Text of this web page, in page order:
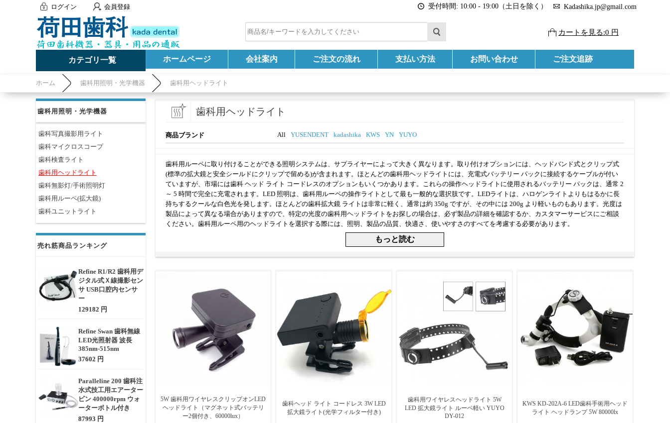
ログイン 会員登録 受付時間: 10:00 - 19:00（土日を除く） Kadashika.jp@gmail.com
カートを見る:0 円
カテゴリ一覧 ホームページ 会社案内 ご注文の流れ 支払い方法 お問い合わせ ご注文追跡
ホーム 歯科用照明・光学機器 歯科用ヘッドライト
歯科用照明・光学機器
歯科写真撮影用ライト
歯科マイクロスコープ
歯科検査ライト
歯科用ヘッドライト
歯科無影灯/手術照明灯
歯科用ルーペ(拡大鏡)
歯科ユニットライト
売れ筋商品ランキング
Refine R1/R2 歯科用デ
ジタル式Ｘ線撮影セン
サ USB口腔内センサ
ー
129182 円
Refine Swan 歯科無線
LED光照射器 波長
385nm-515nm
37602 円
Paralleline 200 歯科注
水式技工用エアーター
ビン 400000rpm ウォ
ーターボトル付き
87993 円
歯科用ヘッドライト
商品ブランド All YUSENDENT kadashika KWS YN YUYO
歯科用ルーペに取り付けることができる照明システムは、サプライヤーによって大きく異なります。取り付けオプションには、ヘッドバンド式とクリップ式
(標準の拡大鏡と安全シールドにクリップで留める)が含まれます。ほとんどの歯科用ヘッドライトには、充電式バッテリー パックに接続するケーブルが付い
ていますが、市場には歯科 ヘッド ライト コードレスのオプションもいくつかあります。これらの操作ヘッドライトに使用されるバッテリー パックは、通常 2
～ 5 時間で完全に充電されます。LED 照明は、歯科用ルーペの操作ライトとして最も一般的な選択肢です。LEDライトは、ハロゲンライトよりもはるかに長
持ちするクールな白色光を発します。ほとんどの歯科拡大鏡 ライトは非常に軽く、通常は約 350g ですが、その中には 200g より軽いものもあります。光度は
製品によって異なる場合がありますので、特定の光度の歯科用ヘッドライトをお探しの場合は、必ず製品の詳細を確認するか、カスタマーサービスにご相談
ください。歯科用ルーペ用のヘッドライトを選択する際には、照明、製品の品質、快適さ、使いやすさのすべてを考慮する必要があります。
5W 歯科用ワイヤレスクリップオンLED
ヘッドライト（マグネット式バッテリ
ー2個付き、60000lux）
歯科ヘッド ライト コードレス 3W LED
拡大鏡ライト(光学フィルター付き)
歯科用ワイヤレスヘッドライト 5W
LED 拡大鏡ライト ルーペ軽い YUYO
DY-012
KWS KD-202A-6 LED歯科手術用ヘッド
ライト ヘッドランプ 5W 80000lx